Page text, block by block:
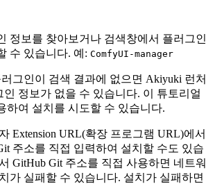
정보를 찾아보거나 검색창에서 플러그인
수 있습니다. 예: ComfyUI-manager
그인이 검색 결과에 없으면 Akiyuki 런처
정보가 없을 수 있습니다. 이 튜토리얼
하여 설치를 시도할 수 있습니다.
Extension URL(확장 프로그램 URL)에서
주소를 직접 입력하여 설치할 수도 있습
GitHub Git 주소를 직접 사용하면 네트워
가 실패할 수 있습니다. 설치가 실패하면